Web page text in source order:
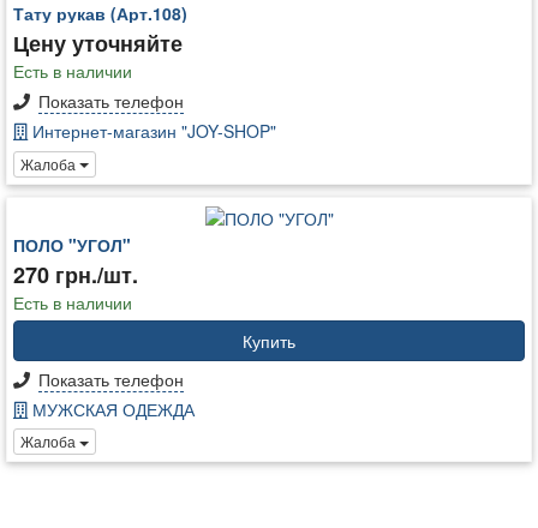
Тату рукав (Арт.108)
Цену уточняйте
Есть в наличии
Показать телефон
Интернет-магазин "JOY-SHOP"
Жалоба
ПОЛО "УГОЛ"
270 грн./шт.
Есть в наличии
Купить
Показать телефон
МУЖСКАЯ ОДЕЖДА
Жалоба